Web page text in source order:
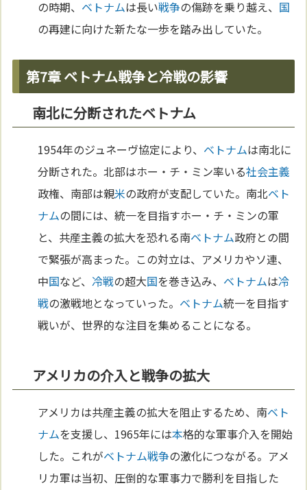
の時期、 ベトナムは長い戦争の傷跡を乗り越え、 国
の再建に向けた新たな一歩を踏み出していた。
第7章 ベトナム戦争と冷戦の影響
南北に分断されたベトナム
1954年のジュネーヴ協定により、 ベトナムは南北に
分断された。北部はホー・チ・ミン率いる社会主義
政権、南部は親米の政府が支配していた。南北ベト
ナムの間には、統一を目指すホー・チ・ミンの軍
と、共産主義の拡大を恐れる南ベトナム政府との間
で緊張が高まった。この対立は、アメリカやソ連、
中国など、 冷戦の超大国を巻き込み、 ベトナムは冷
戦の激戦地となっていった。 ベトナム統一を目指す
戦いが、世界的な注目を集めることになる。
アメリカの介入と戦争の拡大
アメリカは共産主義の拡大を阻止するため、南ベト
ナムを支援し、1965年には本格的な軍事介入を開始
した。これがベトナム戦争の激化につながる。アメ
リカ軍は当初、圧倒的な軍事力で勝利を目指した